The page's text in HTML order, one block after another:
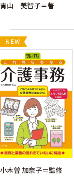
青山 美智子＝著
小木曽 加奈子＝監修